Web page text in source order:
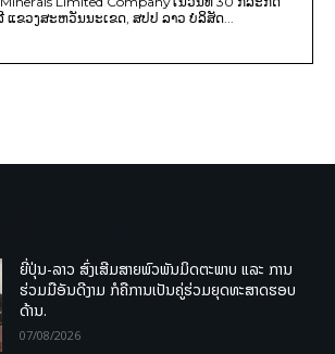
ແຂວງສະຫວັນນະເຂດ, ສປປ ລາວ ບໍລິສັດ...
ຍີ່ປຸ່ນ-ລາວ ສົ່ງເສີມສາຍພົວພັນມິດຕະພາບ ແລະ ການ
ຮ່ວມມືອັນດີງາມ ກໍຄືການເປັນຄູ່ຮ່ວມຍຸດທະສາດຮອບ
ດ້ານ.
07/08/2026